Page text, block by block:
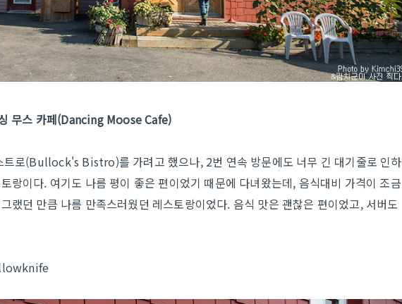
무스 카페(Dancing Moose Cafe)
트로(Bullock's Bistro)를 가려고 했으나, 2번 연속 방문에도 너무 긴 대기줄로 인하
랑이다. 여기도 나름 평이 좋은 편이었기 때문에 다녀왔는데, 음식대비 가격이 조금
랬던 만큼 나름 만족스러웠던 레스토랑이었다. 음식 맛은 괜찮은 편이었고, 서버도